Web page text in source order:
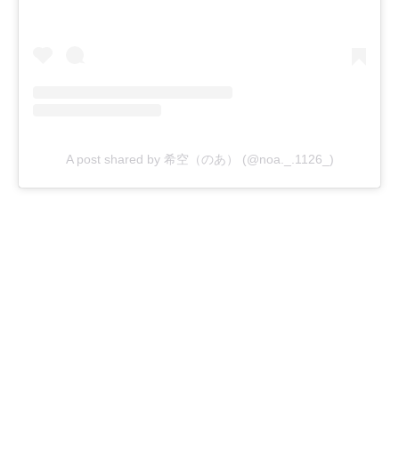
A post shared by 希空（のあ） (@noa._.1126_)